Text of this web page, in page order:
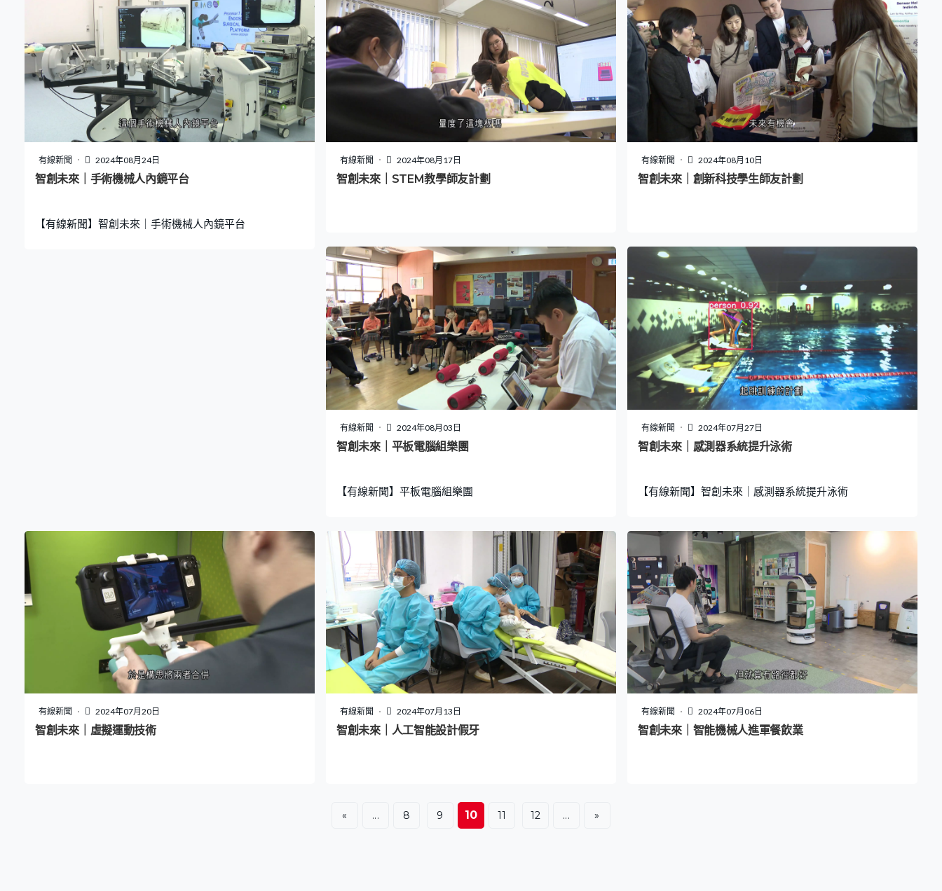
有線新聞 2024年08月24日
智創未來｜手術機械人內鏡平台
【有線新聞】智創未來｜手術機械人內鏡平台
有線新聞 2024年08月17日
智創未來｜STEM教學師友計劃
有線新聞 2024年08月10日
智創未來｜創新科技學生師友計劃
有線新聞 2024年08月03日
智創未來｜平板電腦組樂團
【有線新聞】平板電腦組樂團
有線新聞 2024年07月27日
智創未來｜感測器系統提升泳術
【有線新聞】智創未來｜感測器系統提升泳術
有線新聞 2024年07月20日
智創未來｜虛擬運動技術
有線新聞 2024年07月13日
智創未來｜人工智能設計假牙
有線新聞 2024年07月06日
智創未來｜智能機械人進軍餐飲業
« ... 8 9 10 11 12 ... »